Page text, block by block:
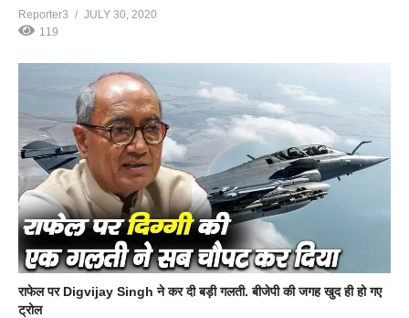
Reporter3
JULY 30, 2020
119
राफेल पर Digvijay Singh ने कर दी बड़ी गलती. बीजेपी की जगह खुद ही हो गए
ट्रोल